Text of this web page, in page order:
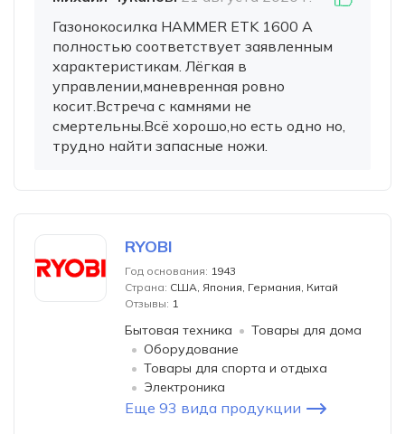
Газонокосилка HAMMER ETK 1600 A
полностью соответствует заявленным
характеристикам. Лёгкая в
управлении,маневренная ровно
косит.Встреча с камнями не
смертельны.Всё хорошо,но есть одно но,
трудно найти запасные ножи.
RYOBI
Год основания: 1943
Страна: США, Япония, Германия, Китай
Отзывы: 1
Бытовая техника
Товары для дома
Оборудование
Товары для спорта и отдыха
Электроника
Еще 93 вида продукции